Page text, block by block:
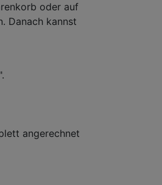
oder auf
Danach kannst
angerechnet